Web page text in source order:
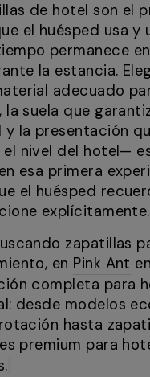
de hotel son el
el huésped usa y
permanece
la estancia.
adecuado
la suela que
y la presentación
nivel del hotel—
esa primera
el huésped
explícitamente.
zapatillas
en Pink Ant
completa para
desde modelos
hasta
premium para